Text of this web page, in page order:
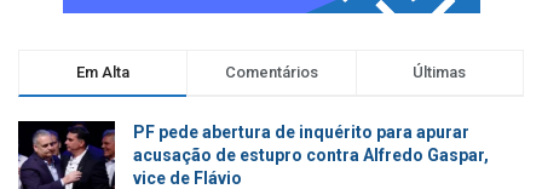
Em Alta Comentários Últimas
PF pede abertura de inquérito para apurar
acusação de estupro contra Alfredo Gaspar,
vice de Flávio